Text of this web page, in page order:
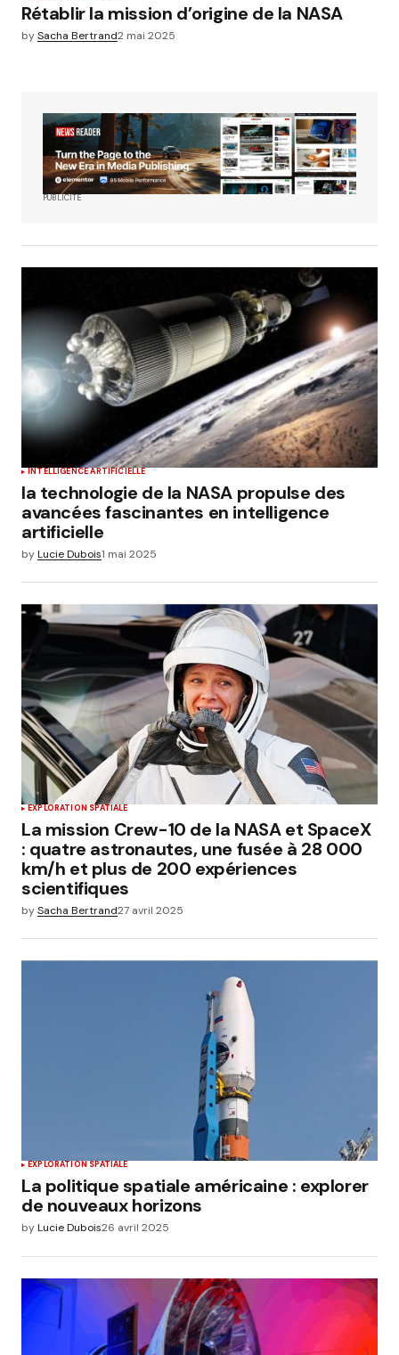
Rétablir la mission d’origine de la NASA
bySacha Bertrand2 mai 2025
PUBLICITÉ
INTELLIGENCE ARTIFICIELLE
la technologie de la NASA propulse des
avancées fascinantes en intelligence
artificielle
byLucie Dubois1 mai 2025
EXPLORATION SPATIALE
La mission Crew-10 de la NASA et SpaceX
: quatre astronautes, une fusée à 28 000
km/h et plus de 200 expériences
scientifiques
bySacha Bertrand27 avril 2025
EXPLORATION SPATIALE
La politique spatiale américaine : explorer
de nouveaux horizons
byLucie Dubois26 avril 2025